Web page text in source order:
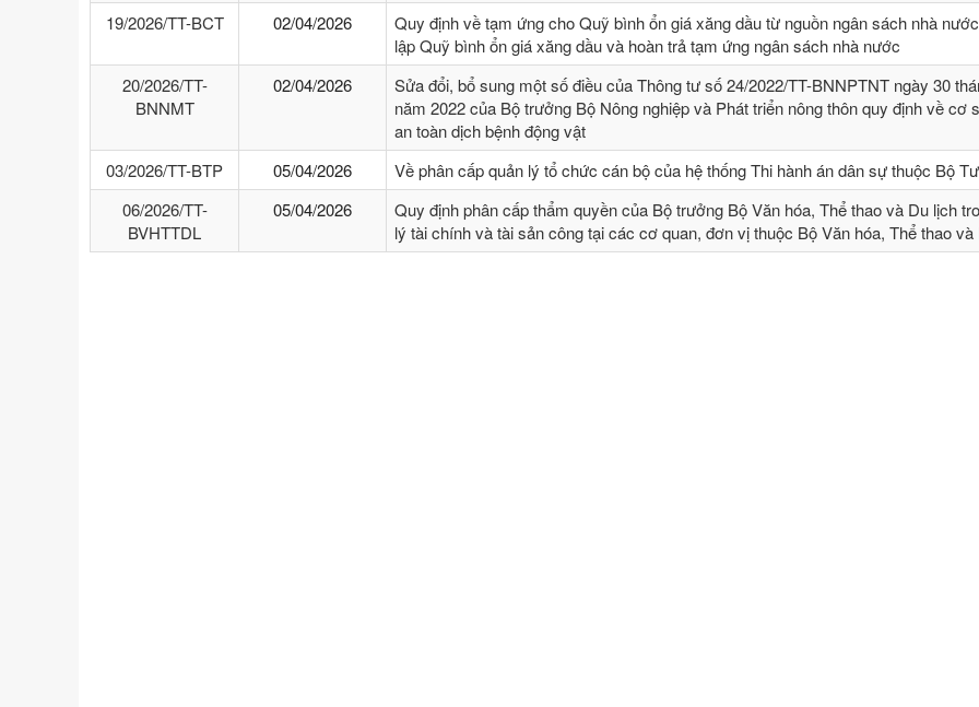
19/2026/TT-BCT
02/04/2026
Quy định về tạm ứng cho Quỹ bình ổn giá xăng dầu từ nguồn ngân sách nhà
lập Quỹ bình ổn giá xăng dầu và hoàn trả tạm ứng ngân sách nhà nước
20/2026/TT-
BNNMT
02/04/2026
Sửa đổi, bổ sung một số điều của Thông tư số 24/2022/TT-BNNPTNT ngày 30
năm 2022 của Bộ trưởng Bộ Nông nghiệp và Phát triển nông thôn quy định về cơ
an toàn dịch bệnh động vật
03/2026/TT-BTP
05/04/2026
Về phân cấp quản lý tổ chức cán bộ của hệ thống Thi hành án dân sự thuộc Bộ
06/2026/TT-
BVHTTDL
05/04/2026
Quy định phân cấp thẩm quyền của Bộ trưởng Bộ Văn hóa, Thể thao và Du lịch
lý tài chính và tài sản công tại các cơ quan, đơn vị thuộc Bộ Văn hóa, Thể thao và